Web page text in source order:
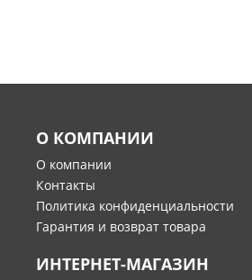
О КОМПАНИИ
О компании
Контакты
Политика конфиденциальности
Гарантия и возврат товара
ИНТЕРНЕТ-МАГАЗИН